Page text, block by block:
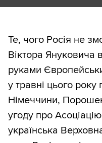
Те, чого Росія не
Віктора Януковича
руками
у травні цього року
Німеччини,
угоду про
українська